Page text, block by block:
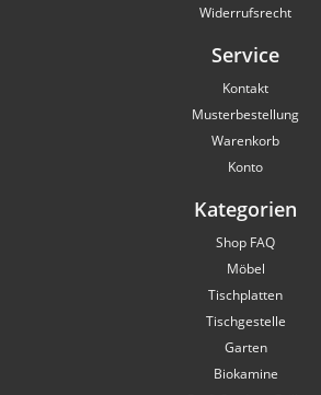
Widerrufsrecht
Service
Kontakt
Musterbestellung
Warenkorb
Konto
Kategorien
Shop FAQ
Möbel
Tischplatten
Tischgestelle
Garten
Biokamine